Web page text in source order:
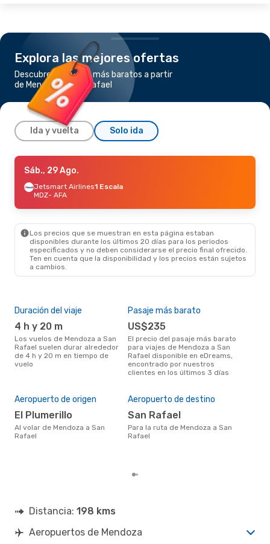
Explora las mejores ofertas
Descubre los vuelos más baratos a partir
de Mendoza a San Rafael
Ida y vuelta Solo ida
Sáb., 29 Ago.
Aerolineas Argentinas1 Escala
MDZ- AFA
AFA- MDZ
Sáb., 10 Oct.- Mar., 13 Oct.
Aerolineas Argentinas1 Escala
MDZ- AFA
Sáb., 29 Ago.
Jetsmart Airlines1 Escala
MDZ- AFA
Los precios que se muestran en esta página estaban
disponibles durante los últimos 20 días para los periodos
especificados y no deben considerarse el precio final ofrecido.
Ten en cuenta que la disponibilidad y los precios están sujetos
a cambios.
Duración del viaje
4 h y 20 m
Los vuelos de Mendoza a San
Rafael suelen durar alrededor
de 4 h y 20 m en tiempo de
vuelo
Pasaje más barato
US$235
El precio del pasaje más barato
para viajes de Mendoza a San
Rafael disponible en eDreams,
encontrado por nuestros
clientes en los últimos 3 días
Aeropuerto de origen
El Plumerillo
Al volar de Mendoza a San
Rafael
Aeropuerto de destino
San Rafael
Para la ruta de Mendoza a San
Rafael
Distancia: 198 kms
Aeropuertos de Mendoza